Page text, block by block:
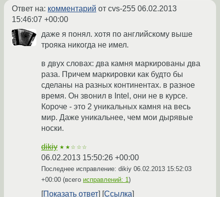
Ответ на: комментарий от cvs-255 06.02.2013
15:46:07 +00:00
даже я понял. хотя по английскому выше
трояка никогда не имел.
в двух словах: два камня маркированы два
раза. Причем маркировки как будто бы
сделаны на разных континентах. в разное
время. Он звонил в Intel, они не в курсе.
Короче - это 2 уникальных камня на весь
мир. Даже уникальнее, чем мои дырявые
носки.
dikiy ★★☆☆☆
06.02.2013 15:50:26 +00:00
Последнее исправление: dikiy 06.02.2013 15:52:03
+00:00 (всего исправлений: 1 )
Показать ответ Ссылка